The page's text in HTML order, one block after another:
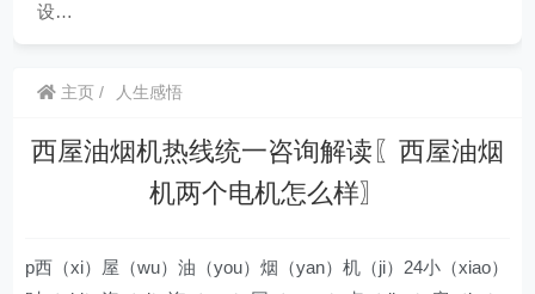
设…
主页 人生感悟
西屋油烟机热线统一咨询解读〖西屋油烟
机两个电机怎么样〗
p西（xi）屋（wu）油（you）烟（yan）机（ji）24小（xiao）